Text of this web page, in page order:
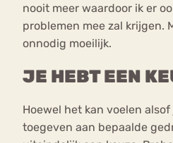
nooit meer waardoor ik er
problemen mee zal krijgen.
onnodig moeilijk.
JE HEBT EEN
Hoewel het kan voelen
toegeven aan bepaalde